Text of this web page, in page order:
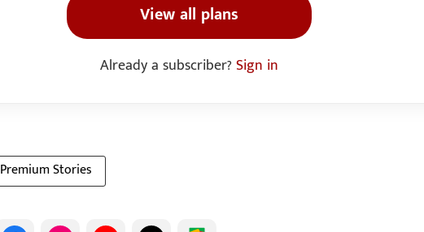
View all plans
Already a subscriber?Sign in
Premium Stories